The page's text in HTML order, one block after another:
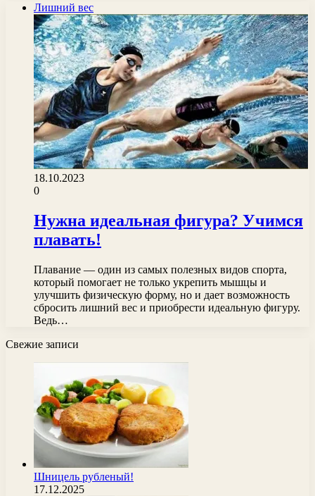
Лишний вес
18.10.2023
0
Нужна идеальная фигура? Учимся
плавать!
Плавание — один из самых полезных видов спорта,
который помогает не только укрепить мышцы и
улучшить физическую форму, но и дает возможность
сбросить лишний вес и приобрести идеальную фигуру.
Ведь…
Свежие записи
Шницель рубленый!
17.12.2025